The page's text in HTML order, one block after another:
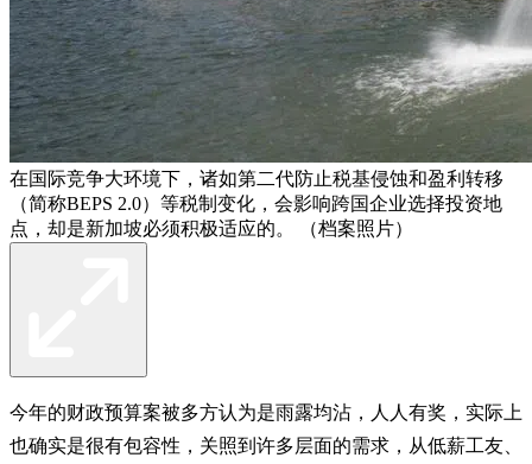
在国际竞争大环境下，诸如第二代防止税基侵蚀和盈利转移
（简称BEPS 2.0）等税制变化，会影响跨国企业选择投资地
点，却是新加坡必须积极适应的。 （档案照片）
今年的财政预算案被多方认为是雨露均沾，人人有奖，实际上
也确实是很有包容性，关照到许多层面的需求，从低薪工友、